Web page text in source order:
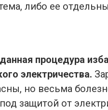
либо ее
процедура
электричества.
но весьма
защитой от